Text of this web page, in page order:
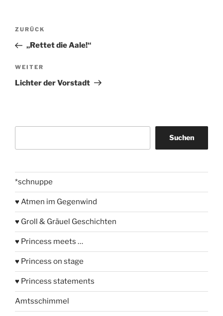
Beitragsnavigation
Vorheriger
Beitrag
ZURÜCK
„Rettet die Aale!“
Nächster
Beitrag
WEITER
Lichter der Vorstadt
Suchen
*schnuppe
♥ Atmen im Gegenwind
♥ Groll & Gräuel Geschichten
♥ Princess meets …
♥ Princess on stage
♥ Princess statements
Amtsschimmel